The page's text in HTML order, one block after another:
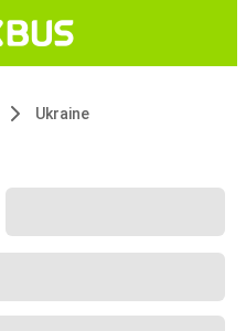
Ukraine